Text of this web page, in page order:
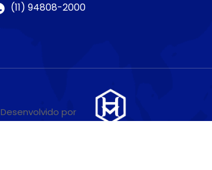
(11) 94808-2000
Desenvolvido por